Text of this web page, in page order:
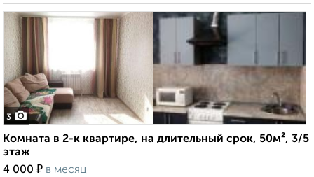
3
Комната в 2-к квартире, на длительный срок, 50м², 3/5
этаж
4 000 ₽ в месяц